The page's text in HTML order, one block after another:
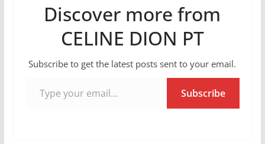
Discover more from
CELINE DION PT
Subscribe to get the latest posts sent to your email.
Subscribe